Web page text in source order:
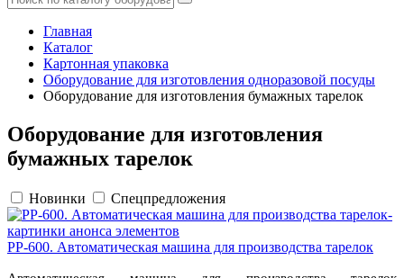
Главная
Каталог
Картонная упаковка
Оборудование для изготовления одноразовой посуды
Оборудование для изготовления бумажных тарелок
Оборудование для изготовления
бумажных тарелок
Новинки Спецпредложения
PP-600. Автоматическая машина для производства тарелок